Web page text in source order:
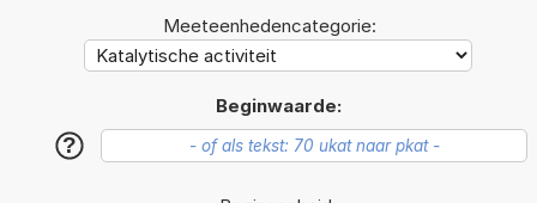
Meeteenhedencategorie:
Beginwaarde:
?